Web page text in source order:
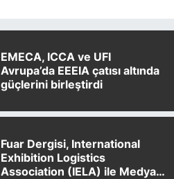
EMECA, ICCA ve UFI
Avrupa’da EEEIA çatısı altında
güçlerini birleştirdi
Fuar Dergisi, International
Exhibition Logistics
Association (IELA) ile Medya